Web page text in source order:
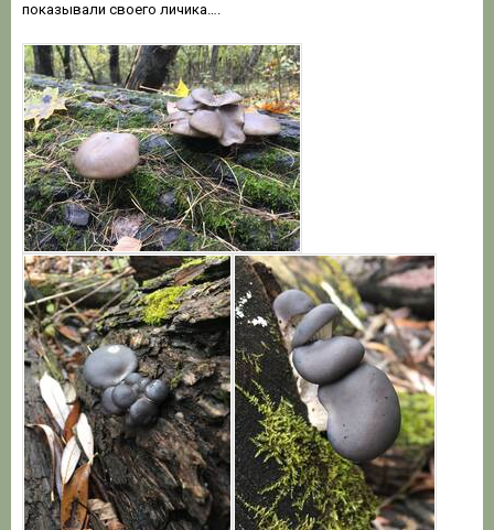
показывали своего личика….